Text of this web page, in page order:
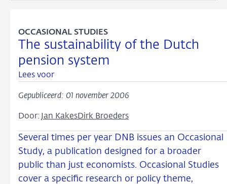
The sustainability of the Dutch
pension system
OCCASIONAL STUDIES
Lees voor
Gepubliceerd: 01 november 2006
Door: Jan KakesDirk Broeders
Several times per year DNB issues an Occasional
Study, a publication designed for a broader
public than just economists. Occasional Studies
cover a specific research or policy theme,